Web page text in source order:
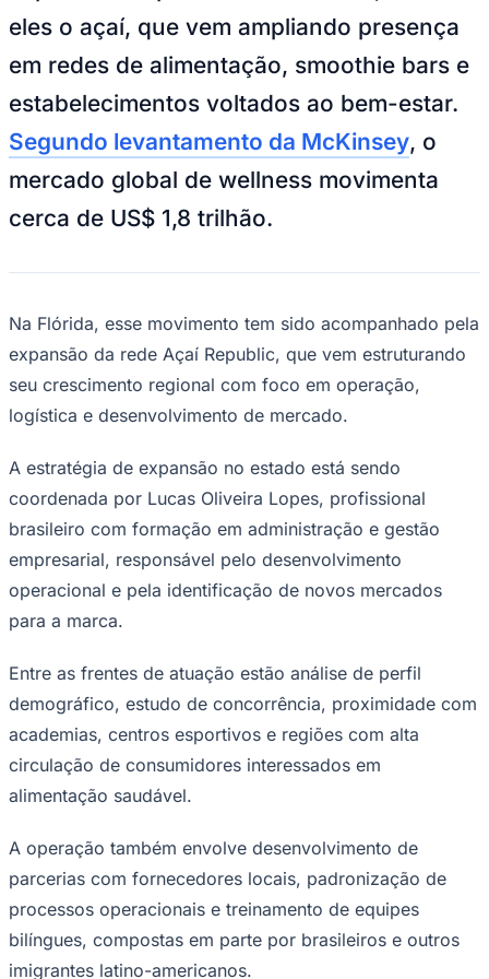
NFL
UFC
MLB
Atletismo
NBB
Competições de Futebol
Brasileirão Série B
Copa do Brasil
Libertadores
Sul-Americana
Copa América
Champions League
Premier League
Bundesliga
Mundial 2026
Times - Ir direto
eles o açaí, que vem ampliando presença
em redes de alimentação, smoothie bars e
estabelecimentos voltados ao bem-estar.
Segundo levantamento da McKinsey, o
mercado global de wellness movimenta
cerca de US$ 1,8 trilhão.
Na Flórida, esse movimento tem sido acompanhado pela
expansão da rede Açaí Republic, que vem estruturando
seu crescimento regional com foco em operação,
logística e desenvolvimento de mercado.
A estratégia de expansão no estado está sendo
coordenada por Lucas Oliveira Lopes, profissional
brasileiro com formação em administração e gestão
empresarial, responsável pelo desenvolvimento
operacional e pela identificação de novos mercados
para a marca.
Entre as frentes de atuação estão análise de perfil
demográfico, estudo de concorrência, proximidade com
academias, centros esportivos e regiões com alta
circulação de consumidores interessados em
alimentação saudável.
A operação também envolve desenvolvimento de
parcerias com fornecedores locais, padronização de
processos operacionais e treinamento de equipes
bilíngues, compostas em parte por brasileiros e outros
imigrantes latino-americanos.